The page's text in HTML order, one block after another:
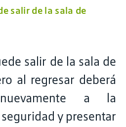
salir de la sala de
salir de la sala de
al regresar deberá
a la
y presentar